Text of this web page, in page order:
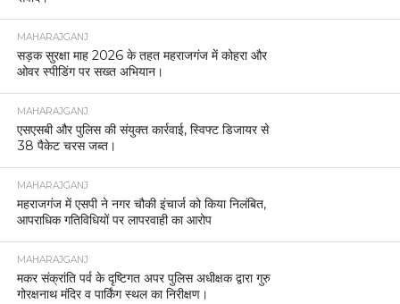
MAHARAJGANJ
सड़क सुरक्षा माह 2026 के तहत महराजगंज में कोहरा और
ओवर स्पीडिंग पर सख्त अभियान।
MAHARAJGANJ
एसएसबी और पुलिस की संयुक्त कार्रवाई, स्विफ्ट डिजायर से
38 पैकेट चरस जब्त।
MAHARAJGANJ
महराजगंज में एसपी ने नगर चौकी इंचार्ज को किया निलंबित,
आपराधिक गतिविधियों पर लापरवाही का आरोप
MAHARAJGANJ
मकर संक्रांति पर्व के दृष्टिगत अपर पुलिस अधीक्षक द्वारा गुरु
गोरक्षनाथ मंदिर व पार्किंग स्थल का निरीक्षण।